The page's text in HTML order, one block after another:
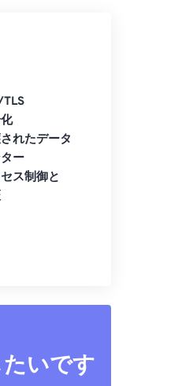
TLS
れたデータ
ー
ス制御と
いです